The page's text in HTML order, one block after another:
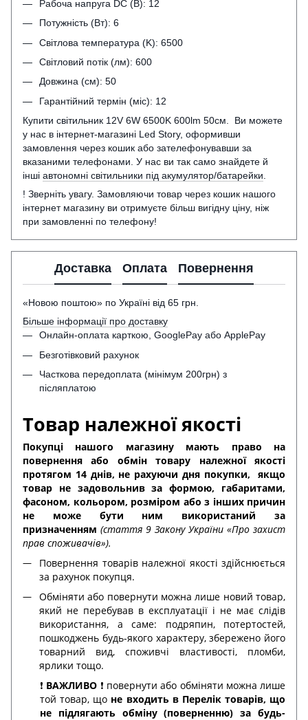
Рабоча напруга DC (В): 12
Потужність (Вт): 6
Світлова температура (K): 6500
Світловий потік (лм): 600
Довжина (см): 50
Гарантійний термін (міс): 12
Купити світильник 12V 6W 6500K 600lm 50см. Ви можете
у нас в інтернет-магазині Led Story, оформивши
замовлення через кошик або зателефонувавши за
вказаними телефонами. У нас ви так само знайдете й
інші автономні світильники під акумулятор/батарейки
! Зверніть увагу. Замовляючи товар через кошик нашого
інтернет магазину ви отримуєте більш вигідну ціну, ніж
при замовленні по телефону!
Доставка Оплата Повернення
«Новою поштою» по Україні від 65 грн.
Більше інформації про доставку
Онлайн-оплата карткою, GooglePay або ApplePay
Безготівковий рахунок
Часткова передоплата (мінімум 200грн) з
післяплатою
Товар належної якості
Покупці нашого магазину мають право на
повернення або обмін товару належної якості
протягом 14 днів, не рахуючи дня покупки,
якщо
товар не задовольнив за формою, габаритами,
фасоном, кольором, розміром або з інших причин
не може бути ним використаний за
призначенням (стаття 9 Закону України «Про захист
прав споживачів»).
Повернення товарів належної якості здійснюється
за рахунок покупця.
Обміняти або повернути можна лише новий товар,
який не перебував в експлуатації і не має слідів
використання, а саме: подряпин, потертостей,
пошкоджень будь-якого характеру, збережено його
товарний вид, споживчі властивості, пломби,
ярлики тощо.
❗️ ВАЖЛИВО ❗️ повернути або обміняти можна лише
той товар, що не входить в Перелік товарів, що
не підлягають обміну (поверненню) за будь-